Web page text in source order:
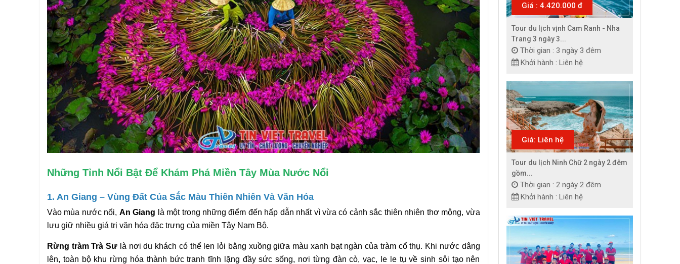
Những Tỉnh Nổi Bật Để Khám Phá Miền Tây Mùa Nước Nổi
1. An Giang – Vùng Đất Của Sắc Màu Thiên Nhiên Và Văn Hóa
Vào mùa nước nổi, An Giang là một trong những điểm đến hấp dẫn nhất vì vừa có cảnh sắc thiên nhiên thơ mộng, vừa
lưu giữ nhiều giá trị văn hóa đặc trưng của miền Tây Nam Bộ.
Rừng tràm Trà Sư là nơi du khách có thể len lỏi bằng xuồng giữa màu xanh bạt ngàn của tràm cổ thụ. Khi nước dâng
lên, toàn bộ khu rừng hóa thành bức tranh tĩnh lặng đầy sức sống, nơi từng đàn cò, vạc, le le tụ về sinh sôi tạo nên
Giá : 4.420.000 đ
Tour du lịch vịnh Cam Ranh - Nha
Trang 3 ngày 3...
Thời gian : 3 ngày 3 đêm
Khởi hành : Liên hệ
Giá: Liên hệ
Tour du lịch Ninh Chữ 2 ngày 2 đêm
gồm...
Thời gian : 2 ngày 2 đêm
Khởi hành : Liên hệ